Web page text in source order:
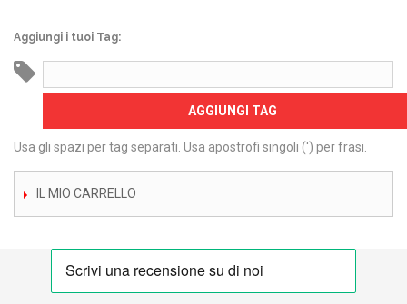
Aggiungi i tuoi Tag:
AGGIUNGI TAG
Usa gli spazi per tag separati. Usa apostrofi singoli (') per frasi.
IL MIO CARRELLO